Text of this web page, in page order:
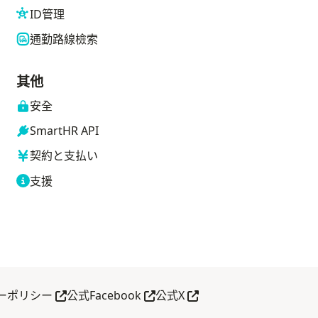
ID管理
通勤路線檢索
其他
安全
SmartHR API
契約と支払い
支援
ポリシー 另開分頁
公式Facebook另開分頁
公式X另開分頁